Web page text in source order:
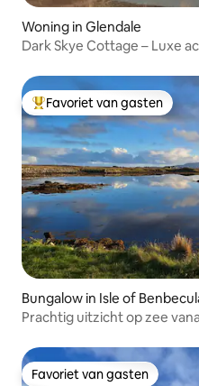
Woning in Glendale
Dark Skye Cottage – Luxe
Topfavoriet van gasten
Favoriet van gasten
Bungalow in Isle of
Prachtig uitzicht op zee
Favoriet van gasten
Favoriet van gasten